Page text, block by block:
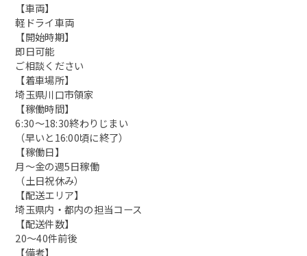
【車両】
軽ドライ車両
【開始時期】
即日可能
ご相談ください
【着車場所】
埼玉県川口市領家
【稼働時間】
6:30〜18:30終わりじまい
（早いと16:00頃に終了）
【稼働日】
月〜金の週5日稼働
（土日祝休み）
【配送エリア】
埼玉県内・都内の担当コース
【配送件数】
20〜40件前後
【備考】